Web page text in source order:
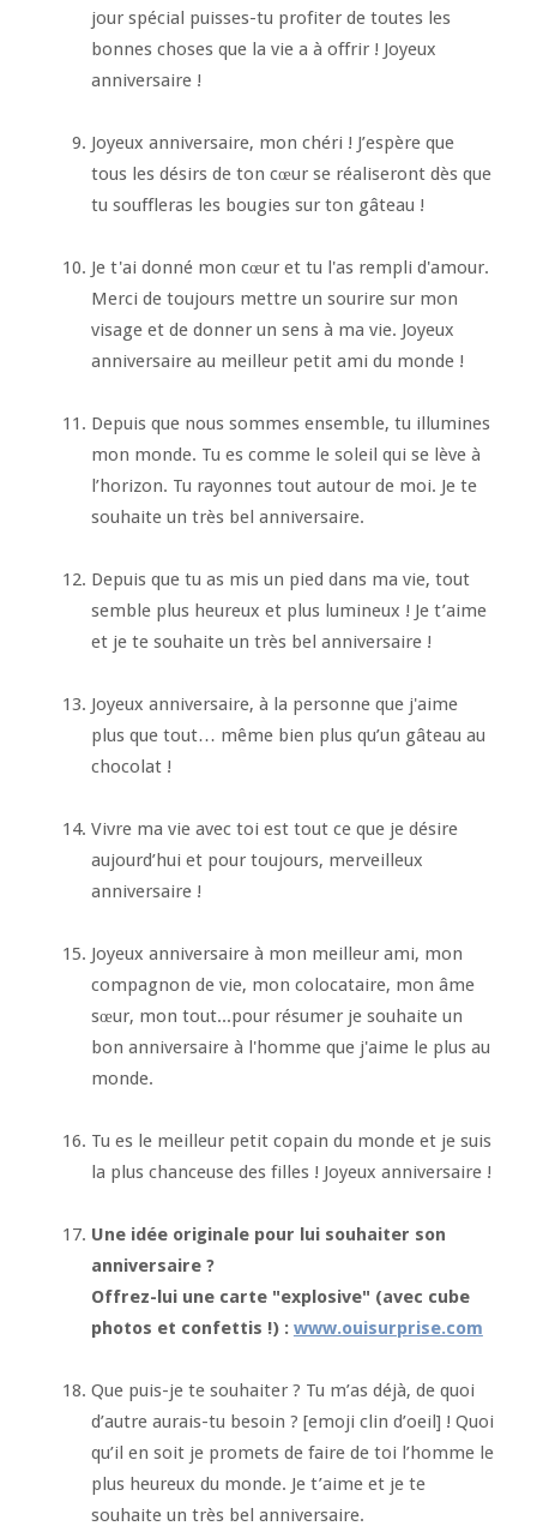
jour spécial puisses-tu profiter de toutes les
bonnes choses que la vie a à offrir ! Joyeux
anniversaire !
Joyeux anniversaire, mon chéri ! J’espère que
tous les désirs de ton cœur se réaliseront dès que
tu souffleras les bougies sur ton gâteau !
Je t'ai donné mon cœur et tu l'as rempli d'amour.
Merci de toujours mettre un sourire sur mon
visage et de donner un sens à ma vie. Joyeux
anniversaire au meilleur petit ami du monde !
Depuis que nous sommes ensemble, tu illumines
mon monde. Tu es comme le soleil qui se lève à
l’horizon. Tu rayonnes tout autour de moi. Je te
souhaite un très bel anniversaire.
Depuis que tu as mis un pied dans ma vie, tout
semble plus heureux et plus lumineux ! Je t’aime
et je te souhaite un très bel anniversaire !
Joyeux anniversaire, à la personne que j'aime
plus que tout… même bien plus qu’un gâteau au
chocolat !
Vivre ma vie avec toi est tout ce que je désire
aujourd’hui et pour toujours, merveilleux
anniversaire !
Joyeux anniversaire à mon meilleur ami, mon
compagnon de vie, mon colocataire, mon âme
sœur, mon tout...pour résumer je souhaite un
bon anniversaire à l'homme que j'aime le plus au
monde.
Tu es le meilleur petit copain du monde et je suis
la plus chanceuse des filles ! Joyeux anniversaire !
Une idée originale pour lui souhaiter son
anniversaire ?
Offrez-lui une carte "explosive" (avec cube
photos et confettis !) : www.ouisurprise.com
Que puis-je te souhaiter ? Tu m’as déjà, de quoi
d’autre aurais-tu besoin ? [emoji clin d’oeil] ! Quoi
qu’il en soit je promets de faire de toi l’homme le
plus heureux du monde. Je t’aime et je te
souhaite un très bel anniversaire.